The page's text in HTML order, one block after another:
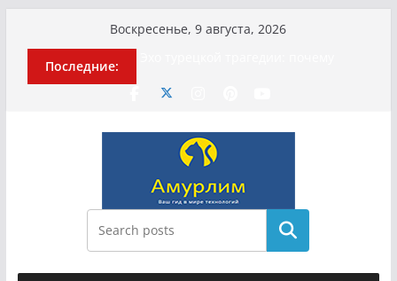
содержимому
Воскресенье, 9 августа, 2026
Последние:
МотоТани?
приговорили к четырём годам
Илью Ремесло задержали по делу о
фейках о российской армии
Новые криминальные хроники
связали Диану Шурыгину и Настю
История о том, как «Пухососы»
улетели к чужому дяде
Поиск